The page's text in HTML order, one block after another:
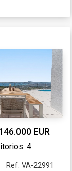
EUR
4
Ref. VA-22991